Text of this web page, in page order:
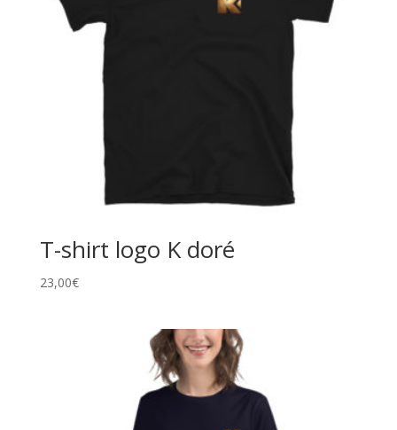
T-shirt logo K doré
23,00€